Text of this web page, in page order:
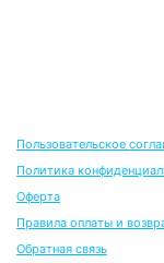
Пользовательское
Политика
Оферта
Правила оплаты и
Обратная связь